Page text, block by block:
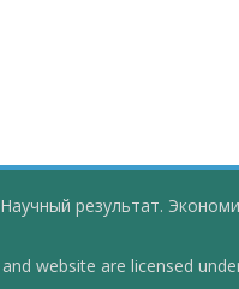
результат.
website are licensed